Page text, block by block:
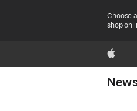
Choose
shop
Apple